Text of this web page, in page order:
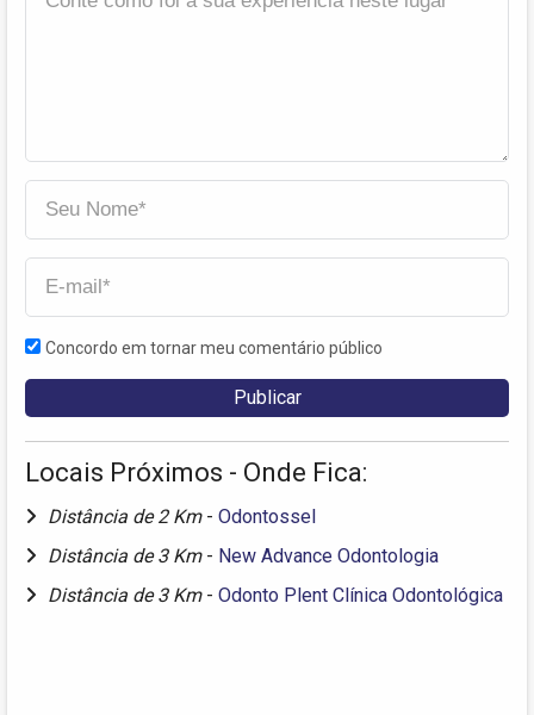
Concordo em tornar meu comentário público
Locais Próximos - Onde Fica:
Distância de 2 Km - Odontossel
Distância de 3 Km - New Advance Odontologia
Distância de 3 Km - Odonto Plent Clínica Odontológica